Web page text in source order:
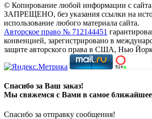
© Копирование любой информации с
ЗАПРЕЩЕНО, без указания ссылки на
использование любого материала сайта.
Авторское право № 712144451
конвенцией, зарегистрировано в
защите авторского права в США, Нью
Спасибо за Ваш заказ!
Мы свяжемся с Вами в самое
Спасибо за отправку сообщения!